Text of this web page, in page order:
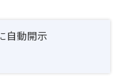
自動開示